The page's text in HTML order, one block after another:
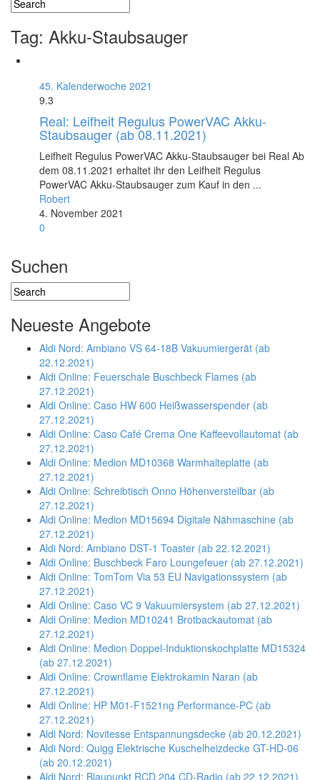
Tag: Akku-Staubsauger
45. Kalenderwoche 2021
9.3
Real: Leifheit Regulus PowerVAC Akku-
Staubsauger (ab 08.11.2021)
Leifheit Regulus PowerVAC Akku-Staubsauger bei Real Ab
dem 08.11.2021 erhaltet ihr den Leifheit Regulus
PowerVAC Akku-Staubsauger zum Kauf in den ...
Robert
4. November 2021
0
Suchen
Neueste Angebote
Aldi Nord: Ambiano VS 64-18B Vakuumiergerät (ab
22.12.2021)
Aldi Online: Feuerschale Buschbeck Flames (ab
27.12.2021)
Aldi Online: Caso HW 600 Heißwasserspender (ab
27.12.2021)
Aldi Online: Caso Café Crema One Kaffeevollautomat (ab
27.12.2021)
Aldi Online: Medion MD10368 Warmhalteplatte (ab
27.12.2021)
Aldi Online: Schreibtisch Onno Höhenverstellbar (ab
27.12.2021)
Aldi Online: Medion MD15694 Digitale Nähmaschine (ab
27.12.2021)
Aldi Nord: Ambiano DST-1 Toaster (ab 22.12.2021)
Aldi Online: Buschbeck Faro Loungefeuer (ab 27.12.2021)
Aldi Online: TomTom Via 53 EU Navigationssystem (ab
27.12.2021)
Aldi Online: Caso VC 9 Vakuumiersystem (ab 27.12.2021)
Aldi Online: Medion MD10241 Brotbackautomat (ab
27.12.2021)
Aldi Online: Medion Doppel-Induktionskochplatte MD15324
(ab 27.12.2021)
Aldi Online: Crownflame Elektrokamin Naran (ab
27.12.2021)
Aldi Online: HP M01-F1521ng Performance-PC (ab
27.12.2021)
Aldi Nord: Novitesse Entspannungsdecke (ab 20.12.2021)
Aldi Nord: Quigg Elektrische Kuschelheizdecke GT-HD-06
(ab 20.12.2021)
Aldi Nord: Blaupunkt RCD 204 CD-Radio (ab 22.12.2021)